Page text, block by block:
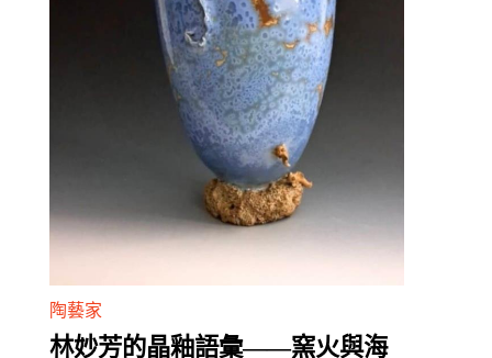
陶藝家
林妙芳的晶釉語彙——窯火與海